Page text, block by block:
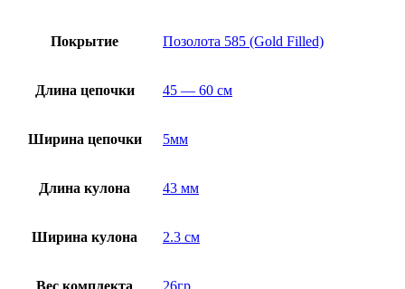
Покрытие Позолота 585 (Gold Filled)
Длина цепочки 45 — 60 см
Ширина цепочки 5мм
Длина кулона 43 мм
Ширина кулона 2.3 см